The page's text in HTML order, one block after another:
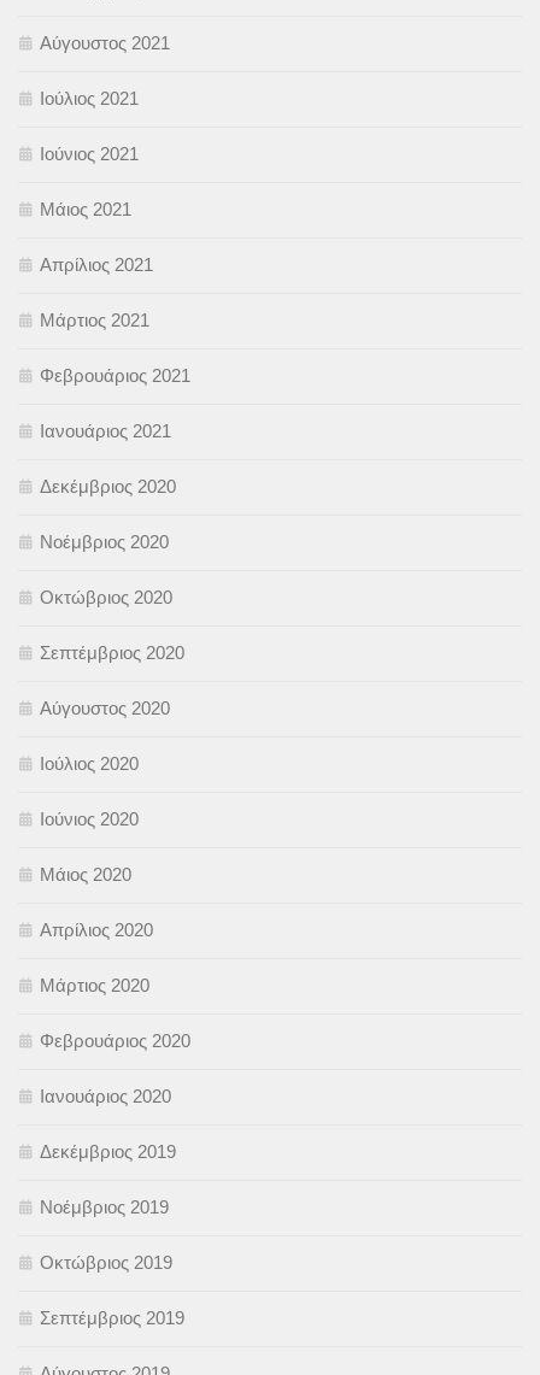
Αύγουστος 2021
Ιούλιος 2021
Ιούνιος 2021
Μάιος 2021
Απρίλιος 2021
Μάρτιος 2021
Φεβρουάριος 2021
Ιανουάριος 2021
Δεκέμβριος 2020
Νοέμβριος 2020
Οκτώβριος 2020
Σεπτέμβριος 2020
Αύγουστος 2020
Ιούλιος 2020
Ιούνιος 2020
Μάιος 2020
Απρίλιος 2020
Μάρτιος 2020
Φεβρουάριος 2020
Ιανουάριος 2020
Δεκέμβριος 2019
Νοέμβριος 2019
Οκτώβριος 2019
Σεπτέμβριος 2019